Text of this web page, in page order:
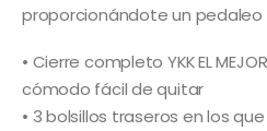
proporcionándote un
• Cierre completo YKK EL
cómodo fácil de quitar
• 3 bolsillos traseros en los